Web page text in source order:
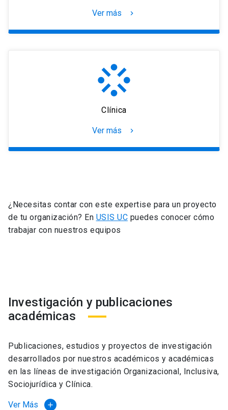
Ver más keyboard_arrow_right
Clínica
Ver más keyboard_arrow_right
¿Necesitas contar con este expertise para un proyecto
de tu organización? En USIS UC puedes conocer cómo
trabajar con nuestros equipos
Investigación y publicaciones
académicas
Publicaciones, estudios y proyectos de investigación
desarrollados por nuestros académicos y académicas
en las líneas de investigación Organizacional, Inclusiva,
Sociojurídica y Clínica.
Ver Más add